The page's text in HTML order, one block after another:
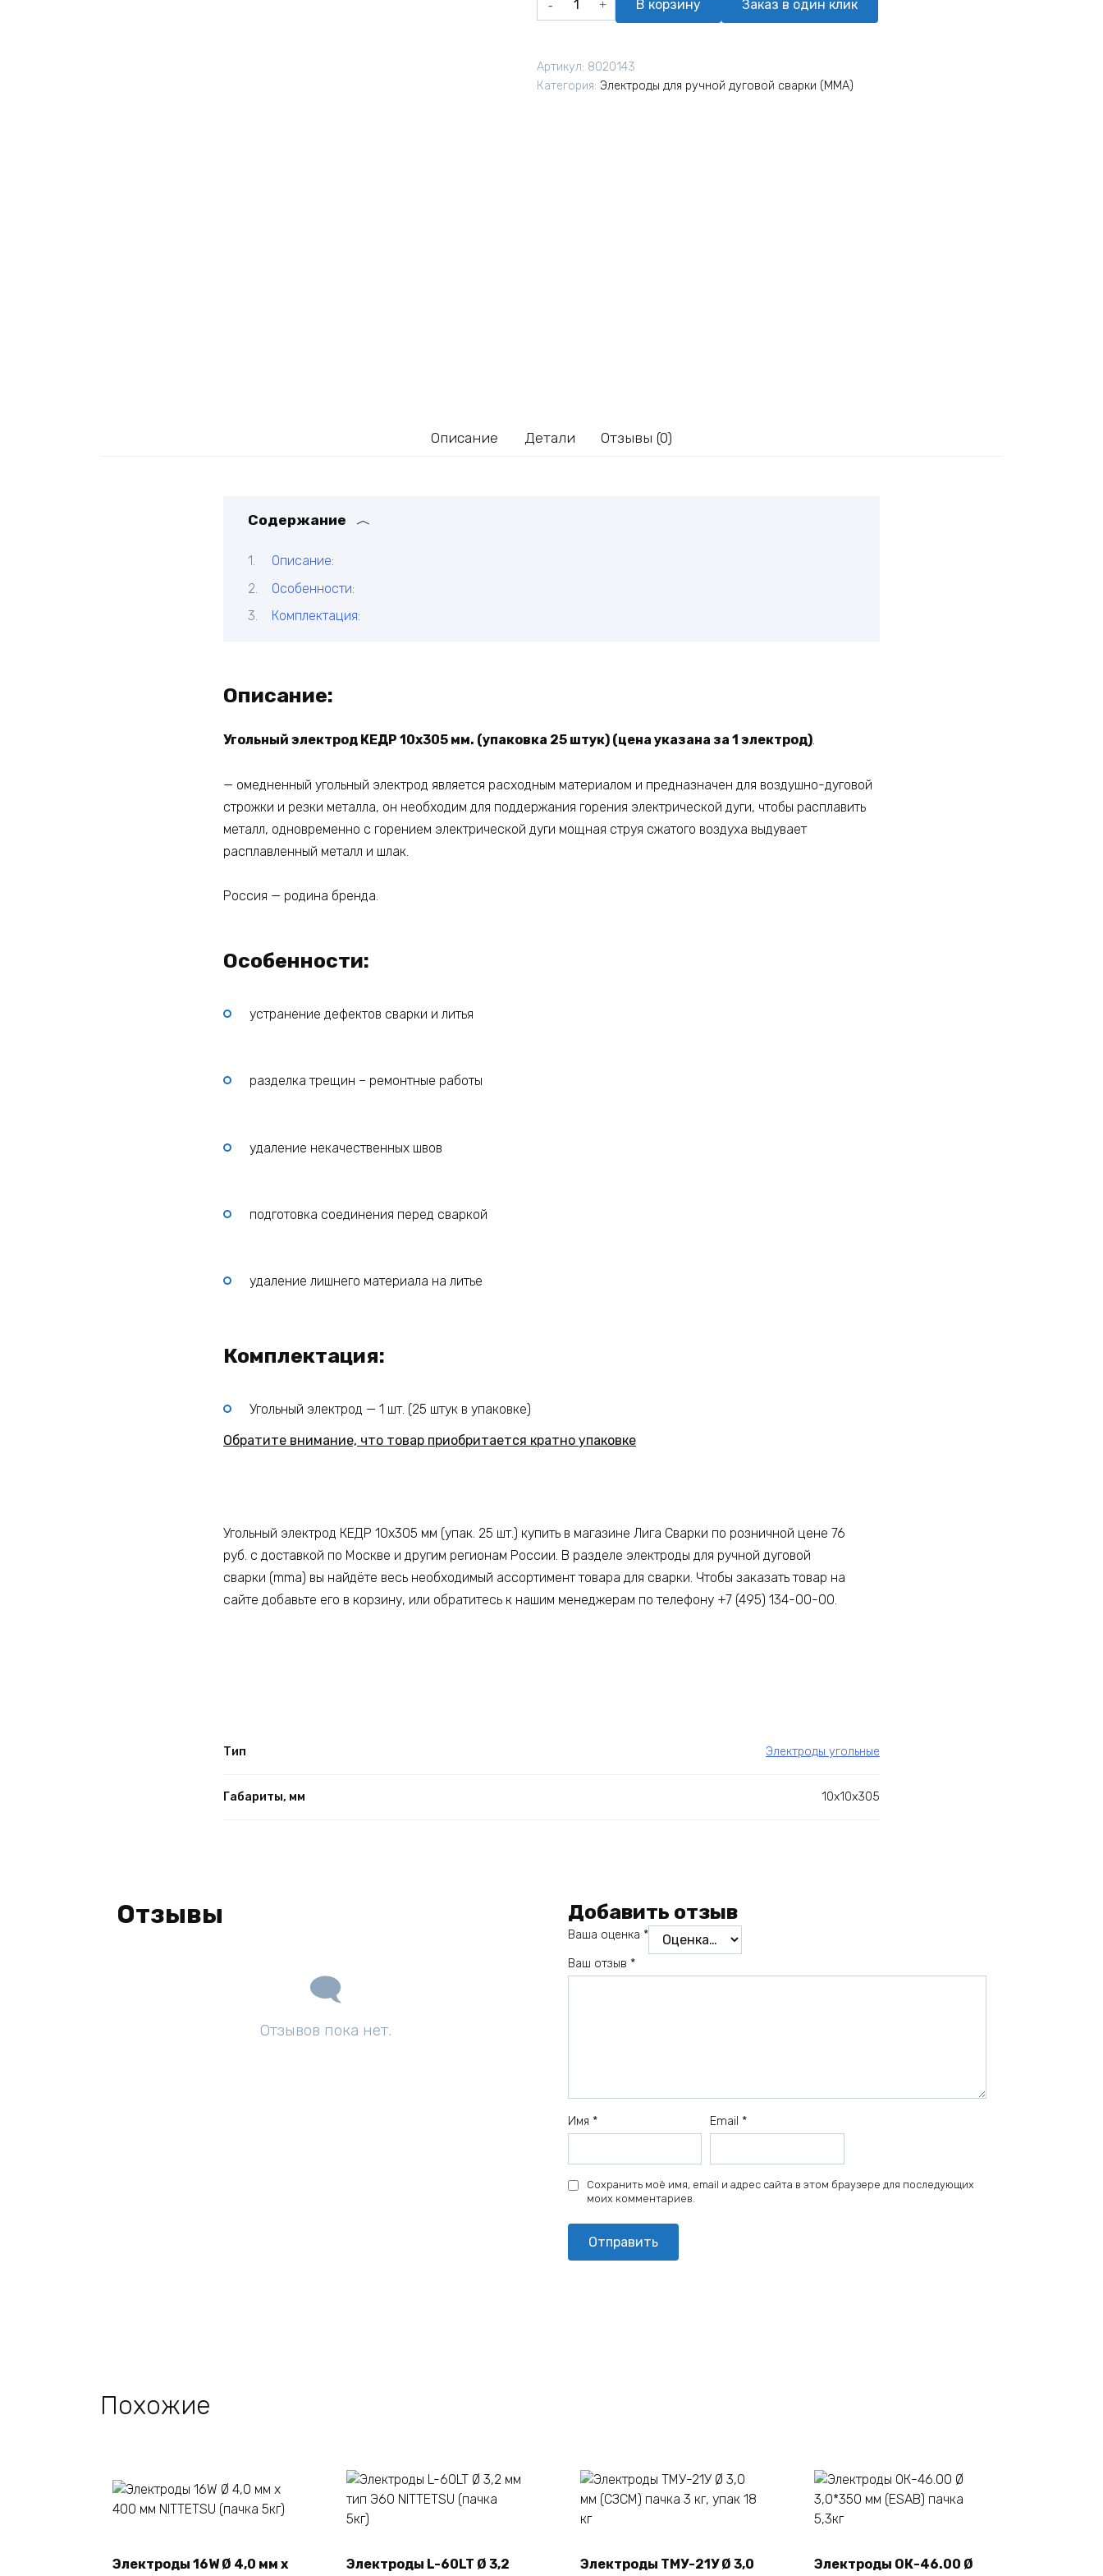
товара
КЕДР
10х305
В корзину Заказ в один клик
Артикул: 8020143
Категория: Электроды для ручной дуговой сварки (MMA)
Описание Детали Отзывы (0)
Содержание
Описание:
Особенности:
Комплектация:
Описание:
Угольный электрод КЕДР 10х305 мм. (упаковка 25 штук) (цена указана за 1 электрод).
— омедненный угольный электрод является расходным материалом и предназначен для воздушно-дуговой
строжки и резки металла, он необходим для поддержания горения электрической дуги, чтобы расплавить
металл, одновременно с горением электрической дуги мощная струя сжатого воздуха выдувает
расплавленный металл и шлак.
Россия — родина бренда.
Особенности:
устранение дефектов сварки и литья
разделка трещин – ремонтные работы
удаление некачественных швов
подготовка соединения перед сваркой
удаление лишнего материала на литье
Комплектация:
Угольный электрод — 1 шт. (25 штук в упаковке)
Обратите внимание, что товар приобритается кратно упаковке
Угольный электрод КЕДР 10х305 мм (упак. 25 шт.) купить в магазине Лига Сварки по розничной цене 76
руб. с доставкой по Москве и другим регионам России. В разделе электроды для ручной дуговой
сварки (mma) вы найдёте весь необходимый ассортимент товара для сварки. Чтобы заказать товар на
сайте добавьте его в корзину, или обратитесь к нашим менеджерам по телефону +7 (495) 134-00-00.
Тип Электроды угольные
Габариты, мм 10х10х305
Отзывы
Отзывов пока нет.
Добавить отзыв
Ваша оценка *
Ваш отзыв *
Имя * Email *
Сохранить моё имя, email и адрес сайта в этом браузере для последующих
моих комментариев.
Похожие
В корзину
Электроды 16W Ø 4,0 мм х
Электроды L-60LT Ø 3,2
Электроды ТМУ-21У Ø 3,0
Электроды ОК-46.00 Ø